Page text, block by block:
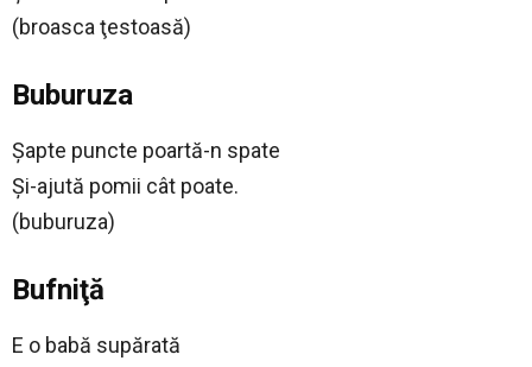
(broasca ţestoasă)
Buburuza
Şapte puncte poartă-n spate
Şi-ajută pomii cât poate.
(buburuza)
Bufniţă
E o babă supărată